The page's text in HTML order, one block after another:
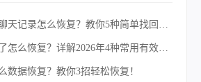
不小心删除微信聊天记录怎么恢复？教你5种简单找回的方法！
qq聊天记录删除了怎么恢复？详解2026年4种常用有效的方法（支持.db数据库提取）
数据恢复？教你3招轻松恢复！